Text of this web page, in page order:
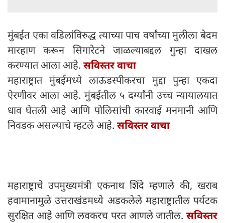
मुंबईत एका वडिलांविरुद्ध त्याच्या पाच वर्षांच्या मुलीला बेदम
मारहाण करून सिगारेटने जाळल्याबद्दल गुन्हा दाखल
करण्यात आला आहे. सविस्तर वाचा
महाराष्ट्रात मुंबईमध्ये लाऊडस्पीकरचा मुद्दा पुन्हा एकदा
ऐरणीवर आला आहे. मुंबईतील ५ दर्ग्यांनी उच्च न्यायालयात
धाव घेतली आहे आणि पोलिसांची कारवाई मनमानी आणि
निवडक असल्याचे म्हटले आहे. सविस्तर वाचा
महाराष्ट्राचे उपमुख्यमंत्री एकनाथ शिंदे म्हणाले की, खराब
हवामानामुळे उत्तराखंडमध्ये अडकलेले महाराष्ट्रातील पर्यटक
सुरक्षित आहे आणि लवकरच परत आणले जातील. सविस्तर